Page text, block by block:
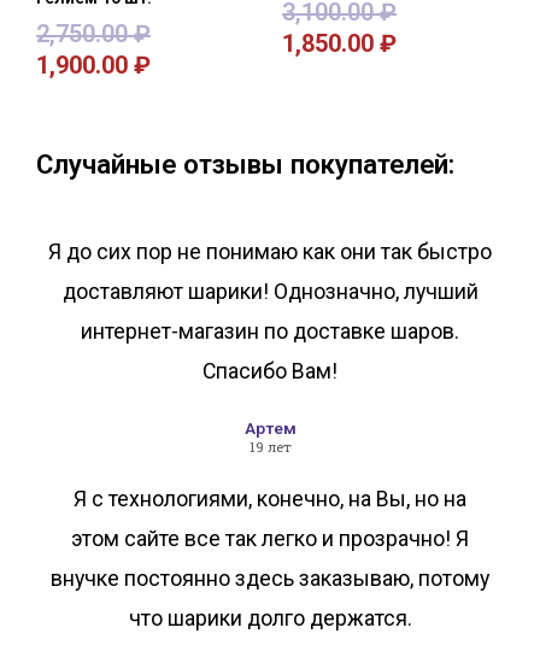
2,750.00₽
1,900.00 ₽
3,100.00₽
1,850.00 ₽
Случайные отзывы покупателей:
Я до сих пор не понимаю как они так быстро
доставляют шарики! Однозначно, лучший
интернет-магазин по доставке шаров.
Спасибо Вам!
Артем
19 лет
Я с технологиями, конечно, на Вы, но на
этом сайте все так легко и прозрачно! Я
внучке постоянно здесь заказываю, потому
что шарики долго держатся.